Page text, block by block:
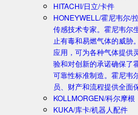
HITACHI/日立/卡件
HONEYWELL/霍尼韦尔/
传感技术专家。霍尼韦尔
止有毒和易燃气体的威胁
应用，可为各种气体提供
验和对创新的承诺确保了
可靠性标准制造。霍尼韦
员、财产和流程提供全面保
KOLLMORGEN/科尔摩根
KUKA/库卡/机器人配件